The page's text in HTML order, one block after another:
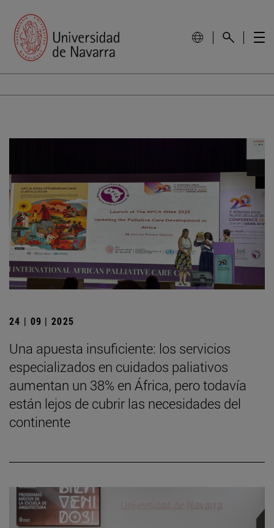
24 | 09 | 2025
Una apuesta insuficiente: los servicios
especializados en cuidados paliativos
aumentan un 38% en África, pero todavía
están lejos de cubrir las necesidades del
continente